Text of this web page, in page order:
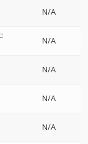
N/A
N/A
N/A
N/A
N/A